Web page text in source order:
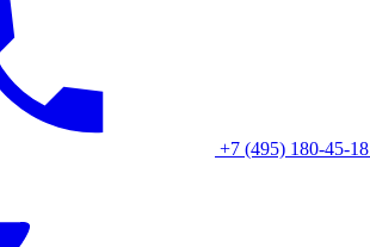
+7 (495) 180-45-18